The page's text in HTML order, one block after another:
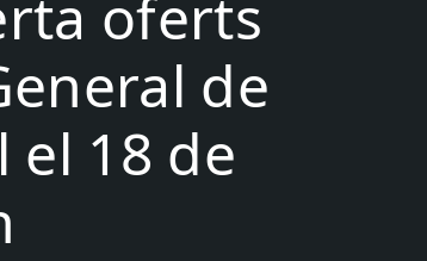
oferts
de
el 18 de